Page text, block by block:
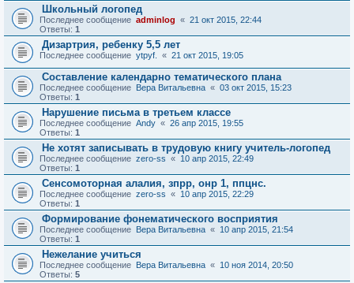
Школьный логопед
Последнее сообщение adminlog « 21 окт 2015, 22:44
Ответы: 1
Дизартрия, ребенку 5,5 лет
Последнее сообщение ytpyf. « 21 окт 2015, 19:05
Составление календарно тематического плана
Последнее сообщение Вера Витальевна « 03 окт 2015, 15:23
Ответы: 1
Нарушение письма в третьем классе
Последнее сообщение Andy « 26 апр 2015, 19:55
Ответы: 1
Не хотят записывать в трудовую книгу учитель-логопед
Последнее сообщение zero-ss « 10 апр 2015, 22:49
Ответы: 1
Сенсомоторная алалия, зпрр, онр 1, ппцнс.
Последнее сообщение zero-ss « 10 апр 2015, 22:29
Ответы: 1
Формирование фонематического восприятия
Последнее сообщение Вера Витальевна « 10 апр 2015, 21:54
Ответы: 1
Нежелание учиться
Последнее сообщение Вера Витальевна « 10 ноя 2014, 20:50
Ответы: 5